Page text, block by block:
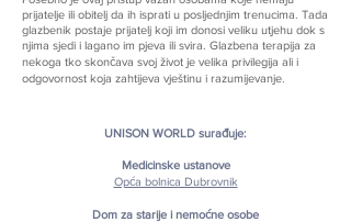
prijatelje ili obitelj da ih isprati u posljednjim trenucima. Tada
glazbenik postaje prijatelj koji im donosi veliku utjehu dok s
njima sjedi i lagano im pjeva ili svira. Glazbena terapija za
nekoga tko skončava svoj život je velika privilegija ali i
odgovornost koja zahtijeva vještinu i razumijevanje.
UNISON WORLD surađuje:
Medicinske ustanove
Opća bolnica Dubrovnik
Dom za starije i nemoćne osobe